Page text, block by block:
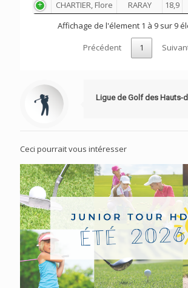
CHARTIER, Flore RARAY
18,9
Affichage de l'élement 1 à 9 sur 9
Précédent 1
Ligue de Golf des Hauts-
Ceci pourrait vous intéresser